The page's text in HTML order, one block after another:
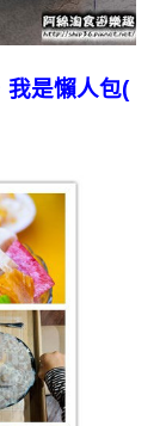
我是懶人包(